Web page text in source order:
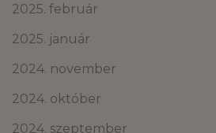
2025. február
2025. január
2024. november
2024. október
2024. szeptember